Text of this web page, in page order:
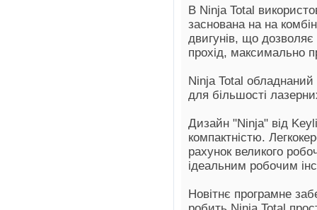
В Ninja Total
заснована на на
двигунів, що дозволяє
прохід, максимально
Ninja Total
для більшості
Дизайн "Ninja" від
компактністю.
рахунок великого
ідеальним робочим
Новітнє програмне